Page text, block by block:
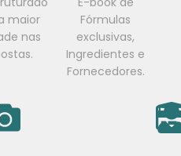
maior
nas
Fórmulas
exclusivas,
Ingredientes e
Fornecedores.